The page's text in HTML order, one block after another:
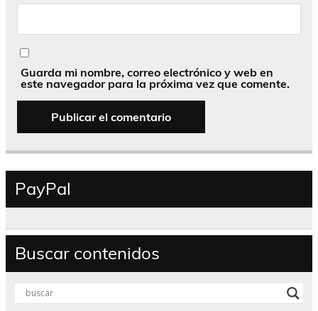
Guarda mi nombre, correo electrónico y web en
este navegador para la próxima vez que comente.
PayPal
Buscar contenidos